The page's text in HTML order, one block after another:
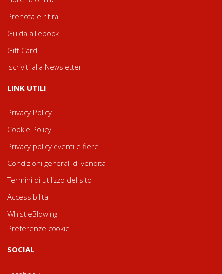
Prenota e ritira
Guida all'ebook
Gift Card
Iscriviti alla Newsletter
LINK UTILI
Privacy Policy
Cookie Policy
Privacy policy eventi e fiere
Condizioni generali di vendita
Termini di utilizzo del sito
Accessibilità
WhistleBlowing
Preferenze cookie
SOCIAL